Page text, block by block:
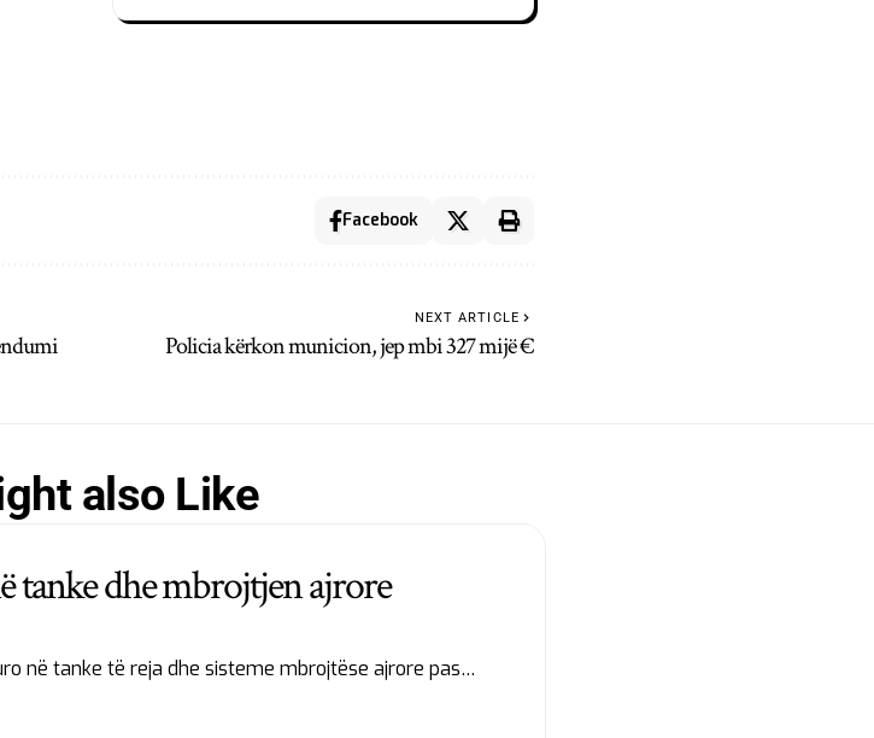
Facebook
NEXT ARTICLE
Policia kërkon municion, jep mbi 327 mijë €
also Like
tanke dhe mbrojtjen ajrore
në tanke të reja dhe sisteme mbrojtëse ajrore pas…